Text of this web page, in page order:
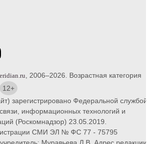
, 2006–2026. Возрастная категория
12+
зарегистрировано Федеральной службой
информационных технологий и
(Роскомнадзор) 23.05.2019.
СМИ ЭЛ № ФС 77 - 75795